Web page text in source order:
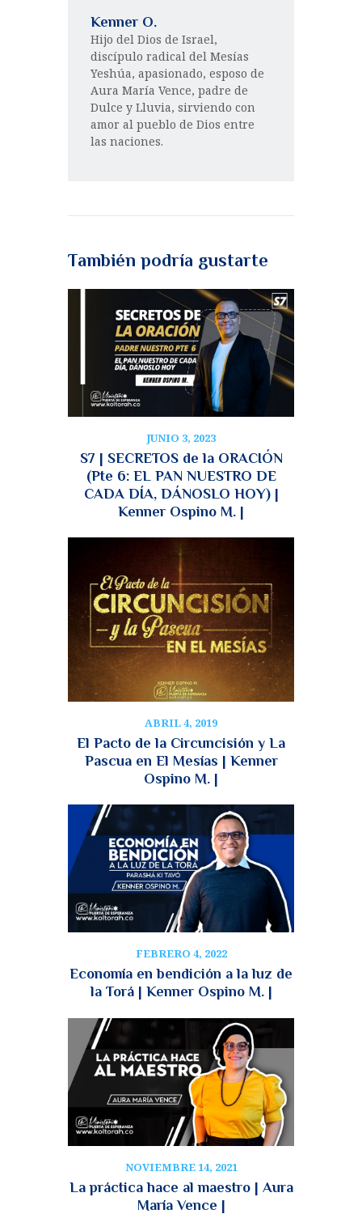
Kenner O.
Hijo del Dios de Israel,
discípulo radical del Mesías
Yeshúa, apasionado, esposo de
Aura María Vence, padre de
Dulce y Lluvia, sirviendo con
amor al pueblo de Dios entre
las naciones.
También podría gustarte
JUNIO 3, 2023
S7 | SECRETOS de la ORACIÓN
(Pte 6: EL PAN NUESTRO DE
CADA DÍA, DÁNOSLO HOY) |
Kenner Ospino M. |
ABRIL 4, 2019
El Pacto de la Circuncisión y La
Pascua en El Mesías | Kenner
Ospino M. |
FEBRERO 4, 2022
Economía en bendición a la luz de
la Torá | Kenner Ospino M. |
NOVIEMBRE 14, 2021
La práctica hace al maestro | Aura
María Vence |